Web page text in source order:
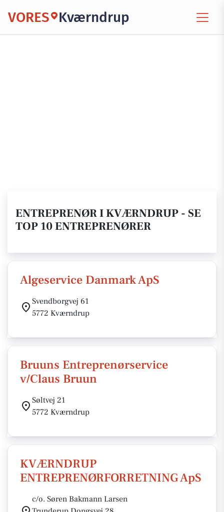
VORES Kværndrup
ENTREPRENØR I KVÆRNDRUP - SE
TOP 10 ENTREPRENØRER
Algeservice Danmark ApS
Svendborgvej 61
5772 Kværndrup
Bruuns Entreprenørservice
v/Claus Bruun
Søltvej 21
5772 Kværndrup
KVÆRNDRUP
ENTREPRENØRFORRETNING ApS
c/o. Søren Bakmann Larsen